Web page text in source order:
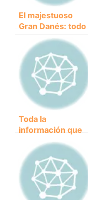
El majestuoso
Gran Danés: todo
lo que debes saber
sobre esta
imponente raza
canina
Toda la
información que
necesitas saber
sobre el Boxer:
características,
cuidados y
curiosidades